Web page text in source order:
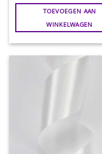
TOEVOEGEN AAN
WINKELWAGEN